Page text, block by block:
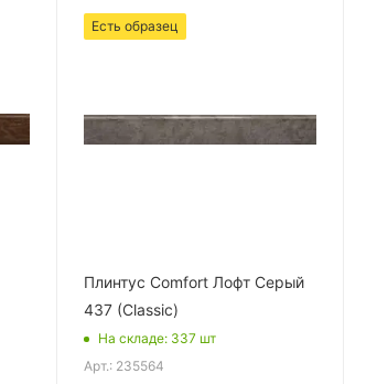
Есть образец
Плинтус Comfort Лофт Серый
437 (Classic)
На складе: 337 шт
Арт.: 235564